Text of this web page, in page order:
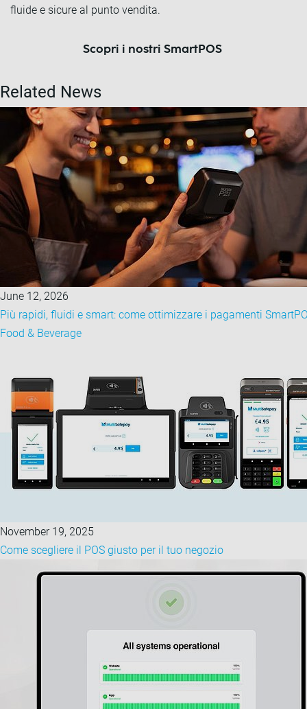
fluide e sicure al punto vendita.
Scopri i nostri SmartPOS
Related News
June 12, 2026
Più rapidi, fluidi e smart: come ottimizzare i pagamenti
Food & Beverage
November 19, 2025
Come scegliere il POS giusto per il tuo negozio